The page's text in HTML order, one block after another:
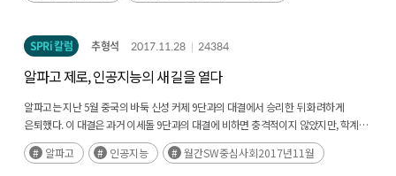
SPRi 칼럼 추형석 2017.11.28 24384
알파고 제로, 인공지능의 새 길을 열다
알파고는 지난 5월 중국의 바둑 신성 커제 9단과의 대결에서 승리한 뒤 화려하게
은퇴했다. 이 대결은 과거 이세돌 9단과의 대결에 비하면 충격적이지 않았지만, 학계에
남겨진 여운은 매우 컸다. (후략)
알파고 인공지능 월간SW중심사회2017년11월